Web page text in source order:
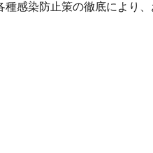
感染防止策の徹底により